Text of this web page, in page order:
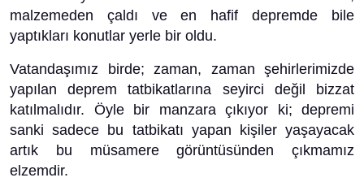
malzemeden çaldı ve en hafif depremde bile
yaptıkları konutlar yerle bir oldu.
Vatandaşımız birde; zaman, zaman şehirlerimizde
yapılan deprem tatbikatlarına seyirci değil bizzat
katılmalıdır. Öyle bir manzara çıkıyor ki; depremi
sanki sadece bu tatbikatı yapan kişiler yaşayacak
artık bu müsamere görüntüsünden çıkmamız
elzemdir.